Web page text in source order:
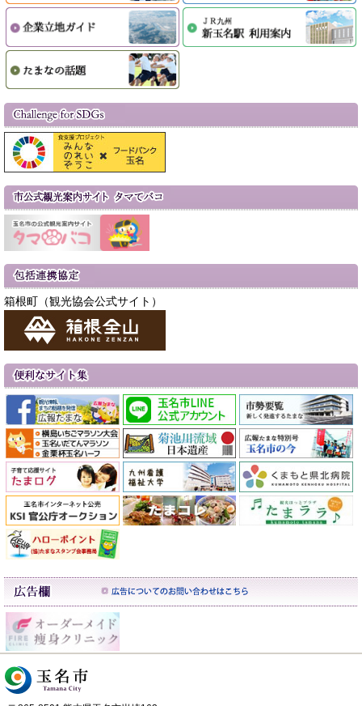
箱根町（観光協会公式サイト）